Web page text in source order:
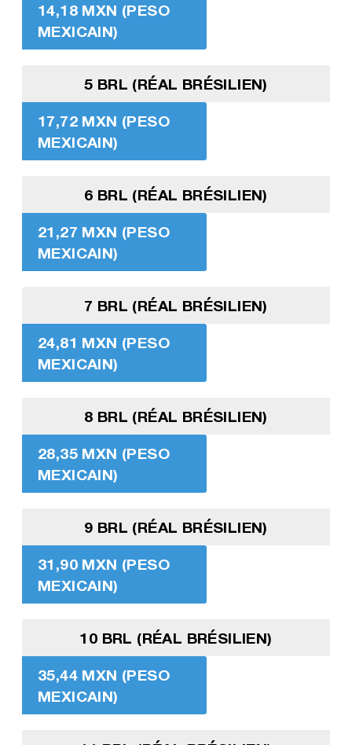
14,18 MXN (PESO
MEXICAIN)
5 BRL (RÉAL BRÉSILIEN)
17,72 MXN (PESO
MEXICAIN)
6 BRL (RÉAL BRÉSILIEN)
21,27 MXN (PESO
MEXICAIN)
7 BRL (RÉAL BRÉSILIEN)
24,81 MXN (PESO
MEXICAIN)
8 BRL (RÉAL BRÉSILIEN)
28,35 MXN (PESO
MEXICAIN)
9 BRL (RÉAL BRÉSILIEN)
31,90 MXN (PESO
MEXICAIN)
10 BRL (RÉAL BRÉSILIEN)
35,44 MXN (PESO
MEXICAIN)